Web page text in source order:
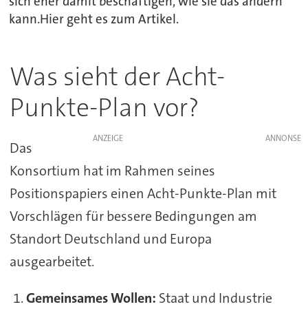
kann.Hier geht es zum Artikel.
Was sieht der Acht-
Punkte-Plan vor?
ANZEIGE
Das
Konsortium hat im Rahmen seines
Positionspapiers einen Acht-Punkte-Plan mit
Vorschlägen für bessere Bedingungen am
Standort Deutschland und Europa
ausgearbeitet.
Gemeinsames Wollen: Staat und Industrie